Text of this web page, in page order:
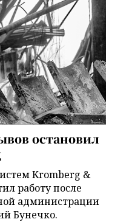
остановил
Kromberg &
работу после
администрации
Бунечко.